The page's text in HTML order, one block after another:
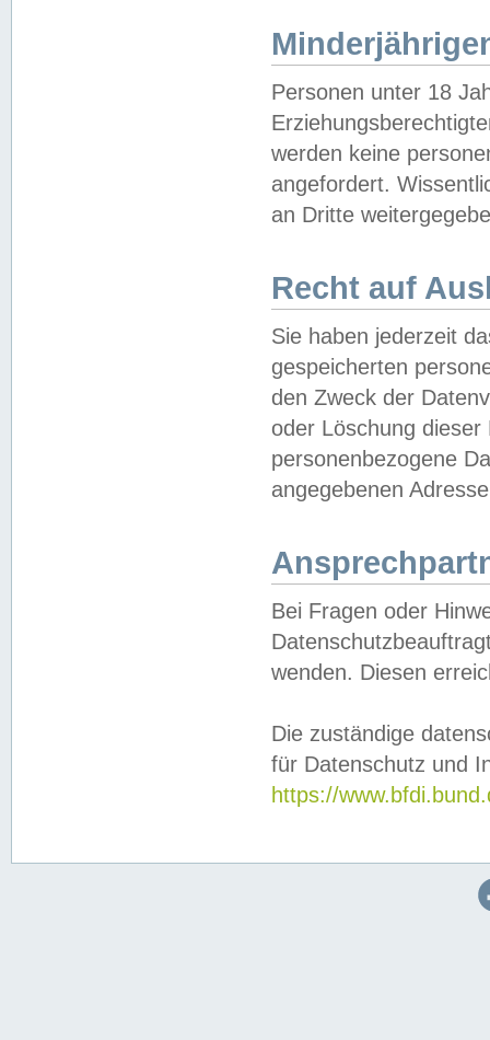
Personen unter 18
werden keine
angefordert.
an Dritte
Recht auf
Sie haben jederzeit
gespeicherten
den Zweck der
oder Löschung
personenbezogene
angegebenen
Bei Fragen oder
wenden. Diesen
Die zuständige
für Datenschutz und
https://